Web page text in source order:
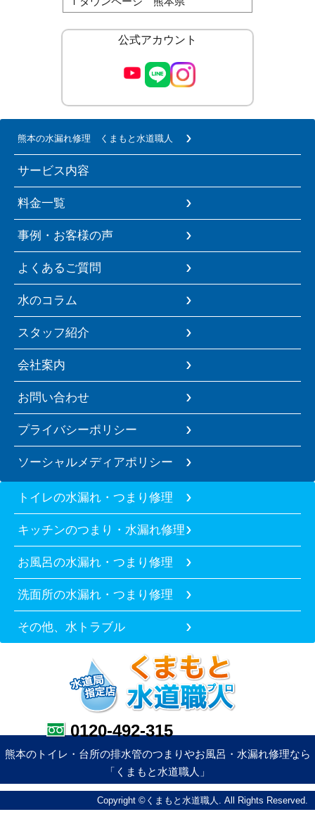
公式アカウント
熊本の水漏れ修理 くまもと水道職人
サービス内容
料金一覧
事例・お客様の声
よくあるご質問
水のコラム
スタッフ紹介
会社案内
お問い合わせ
プライバシーポリシー
ソーシャルメディアポリシー
トイレの水漏れ・つまり修理
キッチンのつまり・水漏れ修理
お風呂の水漏れ・つまり修理
洗面所の水漏れ・つまり修理
その他、水トラブル
0120-492-315
熊本のトイレ・台所の排水管のつまりやお風呂・水漏れ修理なら
「くまもと水道職人」
Copyright ©くまもと水道職人. All Rights Reserved.